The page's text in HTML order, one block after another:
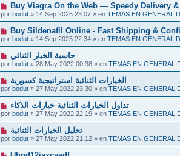
N
u
e
v
o
m
e
n
s
a
e
Buy Viagra On the Web — Speedy Delivery
por bodut » 14 Sep 2025 23:07 » en TEMAS EN GENERAL
N
u
e
o
m
e
n
s
a
e
Buy Sildenafil Online - Fast Shipping &
por bodut » 14 Sep 2025 22:34 » en TEMAS EN GENERAL
u
e
o
m
e
n
s
a
e
حاسبة الخيار الثنائي
por bodut » 28 May 2022 00:38 » en TEMAS EN GENERAL
N
u
e
o
m
e
n
s
a
الخيارات الثنائية استراتيجية كسورية
por bodut » 27 May 2022 23:30 » en TEMAS EN GENERAL
N
u
e
o
m
e
تداول الخيارات الثنائية خيارات الذكاء
por bodut » 27 May 2022 22:19 » en TEMAS EN GENERAL
N
u
e
v
تحليل الخيارات الثنائية
por bodut » 27 May 2022 21:12 » en TEMAS EN GENERAL
N